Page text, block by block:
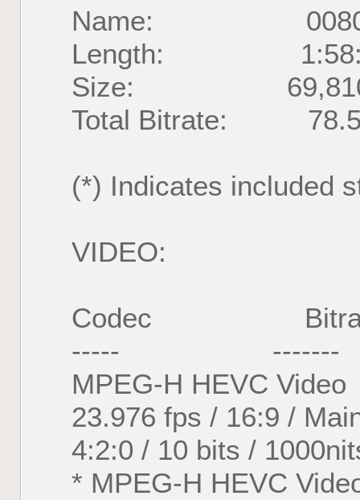
Name:
Length:
Size:
Total Bitrate:
(*) Indicates included
VIDEO:
Codec
----- -------
MPEG-H HEVC
23.976 fps / 16:9 /
4:2:0 / 10 bits /
* MPEG-H HEVC